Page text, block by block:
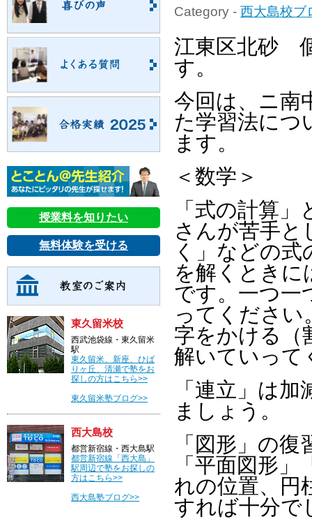
Category - 西大島校ブ
江東区北砂
す。
今回は、ニ南
た学習法につ
ます。
＜数学＞
「式の計算
さんが苦手と
く」などの
を解くときに
です。一つ一
ってください
字をかける（
解いていって
「連立」は
ましょう。
「図形」の
「平面図形
れの位置、円
すれば十分で
授業料を知りたい
無料体験を受ける
東久留米校
西武池袋線・東久留米
駅
東久留米、新座、ひば
りヶ丘、清瀬で塾をお
探しの方はこちら>>
東久留米塾ブログ>>
西大島校
都営新宿線・西大島駅
都営新宿線「西大島」
駅周辺で塾をお探しの
方はこちら>>
西大島塾ブログ>>